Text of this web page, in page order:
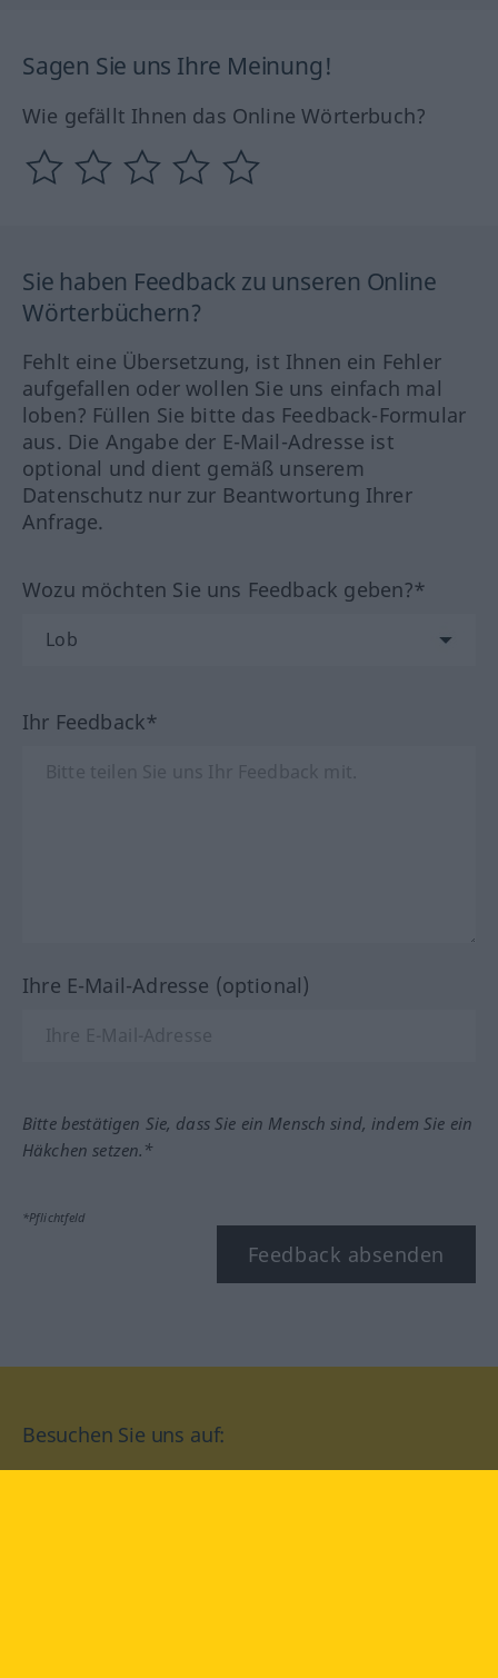
Sagen Sie uns Ihre Meinung!
Wie gefällt Ihnen das Online Wörterbuch?
Sie haben Feedback zu unseren Online
Wörterbüchern?
Fehlt eine Übersetzung, ist Ihnen ein Fehler
aufgefallen oder wollen Sie uns einfach mal
loben? Füllen Sie bitte das Feedback-Formular
aus. Die Angabe der E-Mail-Adresse ist
optional und dient gemäß unserem
Datenschutz nur zur Beantwortung Ihrer
Anfrage.
Wozu möchten Sie uns Feedback geben?*
Ihr Feedback*
Ihre E-Mail-Adresse (optional)
Bitte bestätigen Sie, dass Sie ein Mensch sind, indem Sie ein
Häkchen setzen.*
*Pflichtfeld
Feedback absenden
Besuchen Sie uns auf: